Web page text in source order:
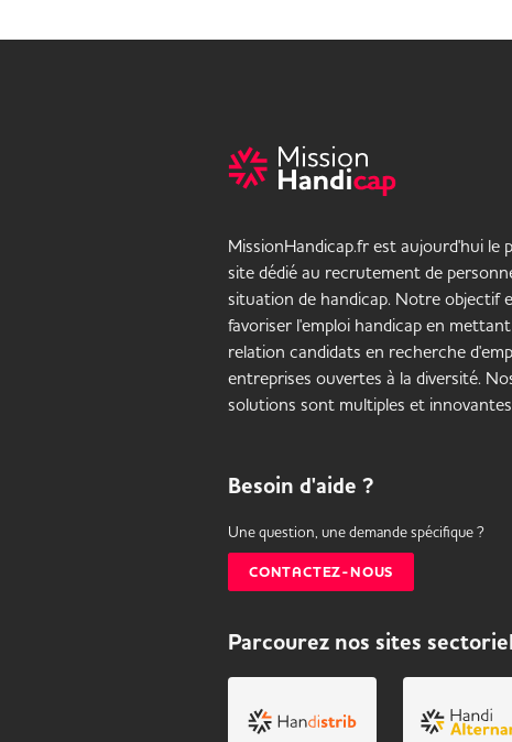
MissionHandicap.fr est aujourd'hui le
site dédié au recrutement de
situation de handicap. Notre objectif
favoriser l'emploi handicap en
relation candidats en recherche
entreprises ouvertes à la diversité.
solutions sont multiples et
Besoin d'aide ?
Une question, une demande spécifique ?
CONTACTEZ-NOUS
Parcourez nos sites